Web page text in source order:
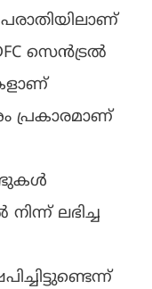
സെൻട്രൽ
പ്രകാരമാണ്
ലഭിച്ച